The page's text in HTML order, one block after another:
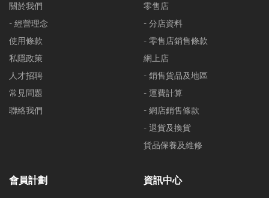
關於我們
- 經營理念
使用條款
私隱政策
人才招聘
常見問題
聯絡我們
零售店
- 分店資料
- 零售店銷售條款
網上店
- 銷售貨品及地區
- 運費計算
- 網店銷售條款
- 退貨及換貨
貨品保養及維修
會員計劃 資訊中心